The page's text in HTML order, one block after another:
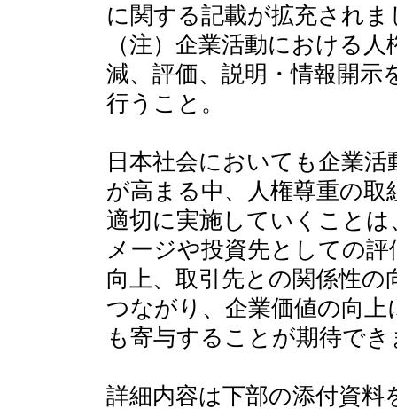
に関する記載が拡充されま
（注）企業活動における
減、評価、説明・情報開示
行うこと。
日本社会においても企業
が高まる中、人権尊重の取
適切に実施していくこと
メージや投資先としての評
向上、取引先との関係性の
つながり、企業価値の向上
も寄与することが期待でき
詳細内容は下部の添付資料